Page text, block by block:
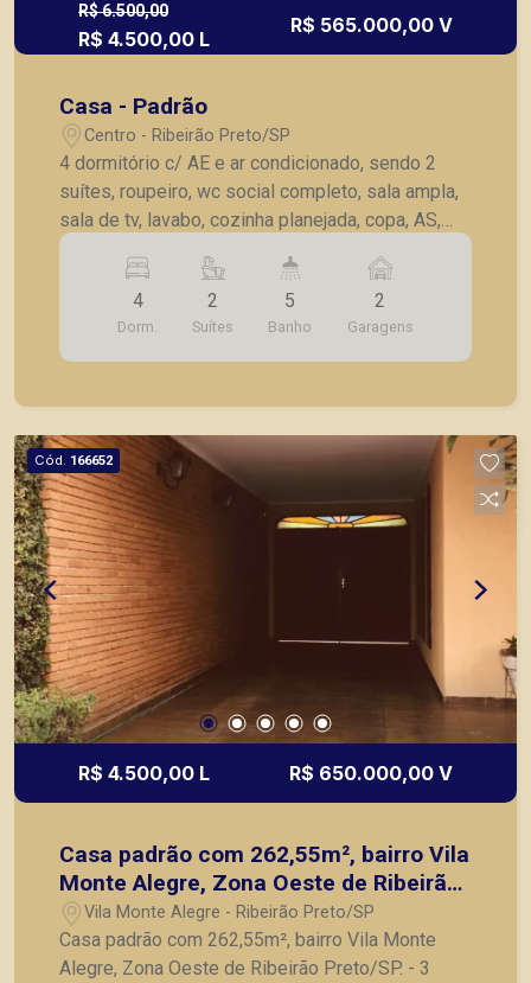
R$ 6.500,00
R$ 4.500,00 L
R$ 565.000,00 V
Casa - Padrão
Centro - Ribeirão Preto/SP
4 dormitório c/ AE e ar condicionado, sendo 2
suítes, roupeiro, wc social completo, sala ampla,
sala de tv, lavabo, cozinha planejada, copa, AS,
dormitório/wc de serviço, despensa, 2 vagas de
garagem.
4
Dorm.
2
Suítes
5
Banho
2
Garagens
Cód. 166652
R$ 4.500,00 L R$ 650.000,00 V
Casa padrão com 262,55m², bairro Vila
Monte Alegre, Zona Oeste de Ribeirão
Preto/SP.
Vila Monte Alegre - Ribeirão Preto/SP
Casa padrão com 262,55m², bairro Vila Monte
Alegre, Zona Oeste de Ribeirão Preto/SP. - 3